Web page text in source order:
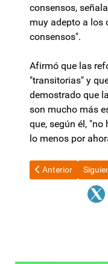
consensos,
muy adepto a los
consensos".
Afirmó que las
"transitorias" y
demostrado que
son mucho más
que, según él, "no
lo menos por
Artículo anterior:
Anterior